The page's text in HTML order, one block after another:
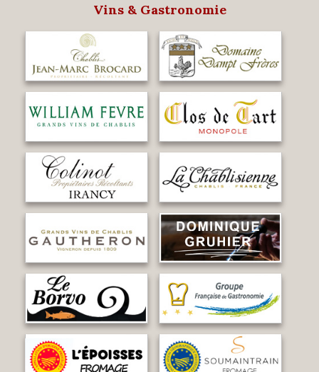
Vins & Gastronomie